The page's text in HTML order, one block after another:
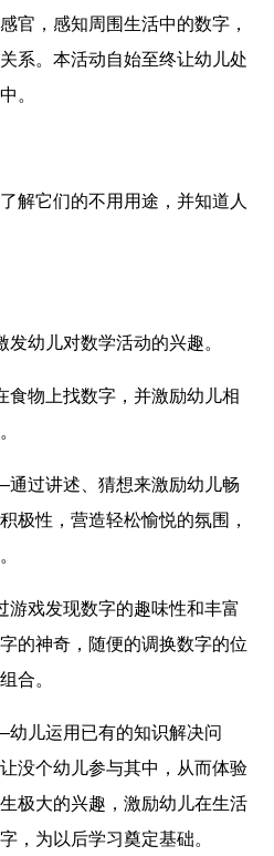
官，感知周围生活中的数字，
系。本活动自始至终让幼儿处
。
它们的不用用途，并知道人
儿对数学活动的兴趣。
上找数字，并激励幼儿相
讲述、猜想来激励幼儿畅
极性，营造轻松愉悦的氛围，
发现数字的趣味性和丰富
的神奇，随便的调换数字的位
合。
运用已有的知识解决问
没个幼儿参与其中，从而体验
极大的兴趣，激励幼儿在生活
，为以后学习奠定基础。